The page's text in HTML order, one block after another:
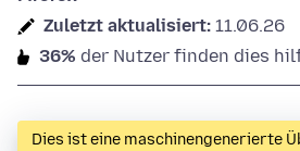
Zuletzt aktualisiert: 11.06.26
36% der Nutzer finden dies
Dies ist eine maschinengenerierte